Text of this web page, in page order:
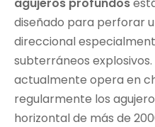
diseñado para perforar
direccional
subterráneos
actualmente opera en
regularmente los
horizontal de más de